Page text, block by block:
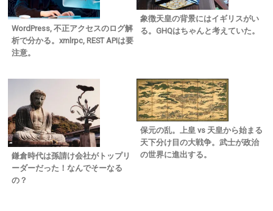
WordPress, 不正アクセスのログ解
析で分かる。xmlrpc, REST APIは要
注意。
象徴天皇の背景にはイギリスがい
る。GHQはちゃんと考えていた。
鎌倉時代は孫請け会社がトップリ
ーダーだった！なんでそーなる
の？
保元の乱。上皇 vs 天皇から始まる
天下分け目の大戦争。武士が政治
の世界に進出する。